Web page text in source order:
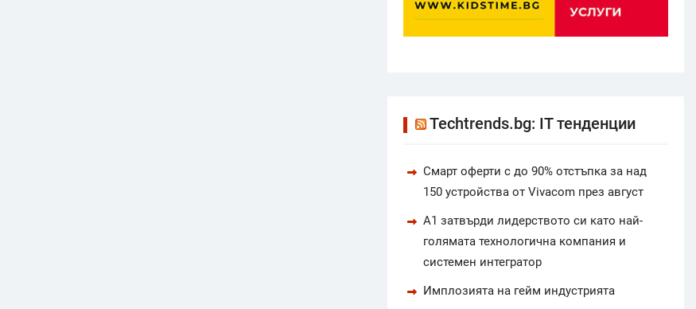
Techtrends.bg: IT тенденции
Смарт оферти с до 90% отстъпка за над
150 устройства от Vivacom през август
А1 затвърди лидерството си като най-
голямата технологична компания и
системен интегратор
Имплозията на гейм индустрията